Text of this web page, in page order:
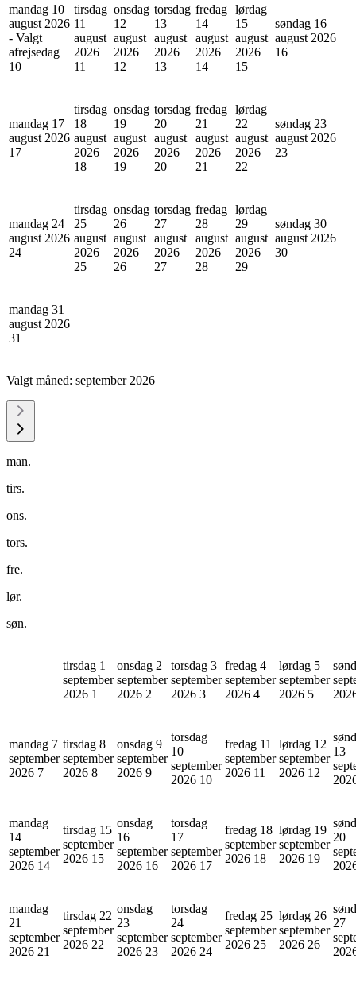
mandag 10
august 2026
- Valgt
afrejsedag
10
tirsdag
11
august
2026
11
onsdag
12
august
2026
12
torsdag
13
august
2026
13
fredag
14
august
2026
14
lørdag
15
august
2026
15
søndag 16
august 2026
16
mandag 17
august 2026
17
tirsdag
18
august
2026
18
onsdag
19
august
2026
19
torsdag
20
august
2026
20
fredag
21
august
2026
21
lørdag
22
august
2026
22
søndag 23
august 2026
23
mandag 24
august 2026
24
tirsdag
25
august
2026
25
onsdag
26
august
2026
26
torsdag
27
august
2026
27
fredag
28
august
2026
28
lørdag
29
august
2026
29
søndag 30
august 2026
30
mandag 31
august 2026
31
Valgt måned: september 2026
man.
tirs.
ons.
tors.
fre.
lør.
søn.
tirsdag 1
september
2026 1
onsdag 2
september
2026 2
torsdag 3
september
2026 3
fredag 4
september
2026 4
lørdag 5
september
2026 5
mandag 7
september
2026 7
tirsdag 8
september
2026 8
onsdag 9
september
2026 9
torsdag
10
september
2026 10
fredag 11
september
2026 11
lørdag 12
september
2026 12
13
mandag
14
september
2026 14
tirsdag 15
september
2026 15
onsdag
16
september
2026 16
torsdag
17
september
2026 17
fredag 18
september
2026 18
lørdag 19
september
2026 19
20
mandag
21
september
2026 21
tirsdag 22
september
2026 22
onsdag
23
september
2026 23
torsdag
24
september
2026 24
fredag 25
september
2026 25
lørdag 26
september
2026 26
27